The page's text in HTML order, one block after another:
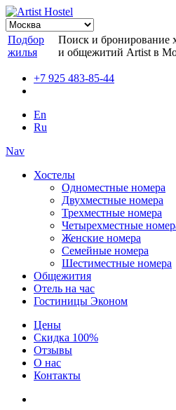
Подбор
жилья
Поиск и бронирование
и общежитий Artist в
+7 925 483-85-44
En
Ru
Nav
Хостелы
Одноместные номера
Двухместные номера
Трехместные номера
Четырехместные
Женские номера
Семейные номера
Шестиместные номера
Общежития
Отель на час
Гостиницы Эконом
Цены
Скидка 100%
Отзывы
О нас
Контакты